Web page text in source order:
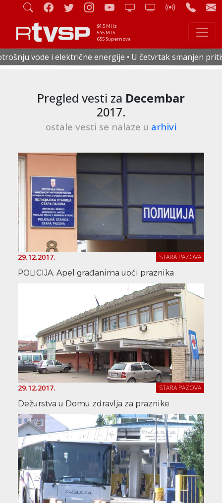
91.5 MHz
545 MTS
655 Supernova
• U četvrtak smanjen pritisak vode u celoj Staroj
Pregled vesti za Decembar
2017.
ostale vesti se nalaze u arhivi
29.12.2017. STARA PAZOVA
POLICIJA: Apel građanima uoči praznika
29.12.2017. STARA PAZOVA
Dežurstva u Domu zdravlja za praznike